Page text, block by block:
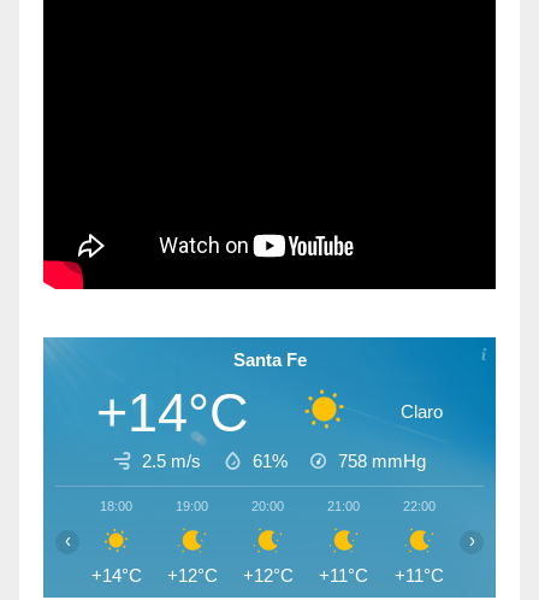
Santa Fe
+14°C Claro
2.5 m/s 61% 758 mmHg
18:00
+14°C
19:00
+12°C
20:00
+12°C
21:00
+11°C
22:00
+11°C
‹ ›